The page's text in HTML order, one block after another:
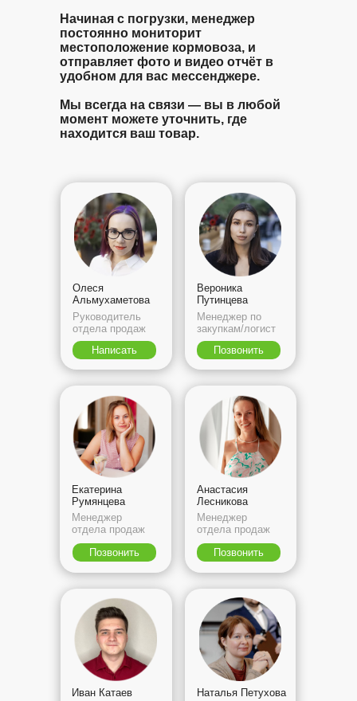
Начиная с погрузки, менеджер
постоянно мониторит
местоположение кормовоза, и
отправляет фото и видео отчёт в
удобном для вас мессенджере.
Мы всегда на связи — вы в любой
момент можете уточнить, где
находится ваш товар.
Иван Катаев
Анастасия
Лесникова
Менеджер
отдела продаж
Позвонить
Наталья Петухова
Екатерина
Румянцева
Менеджер
отдела продаж
Позвонить
Олеся
Альмухаметова
Руководитель
отдела продаж
Написать
Вероника
Путинцева
Менеджер по
закупкам/логист
Позвонить